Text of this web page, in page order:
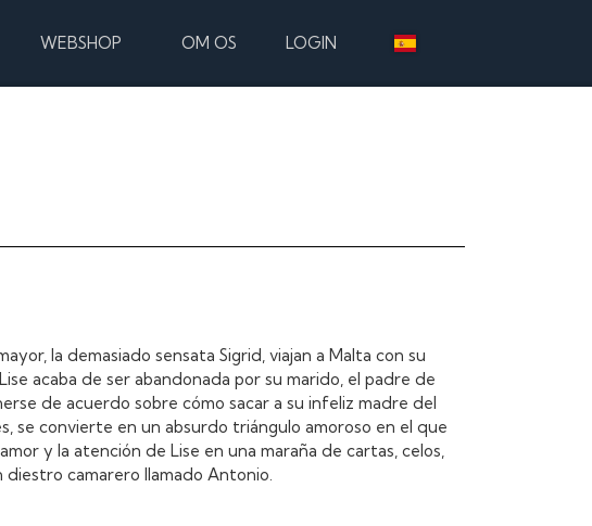
WEBSHOP OM OS LOGIN
la demasiado sensata Sigrid, viajan a Malta con su
acaba de ser abandonada por su marido, el padre de
de acuerdo sobre cómo sacar a su infeliz madre del
se convierte en un absurdo triángulo amoroso en el que
y la atención de Lise en una maraña de cartas, celos,
camarero llamado Antonio.